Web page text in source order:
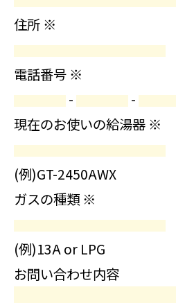
住所 ※
電話番号 ※
-
-
現在のお使いの給湯器 ※
(例)GT-2450AWX
ガスの種類 ※
(例)13A or LPG
お問い合わせ内容